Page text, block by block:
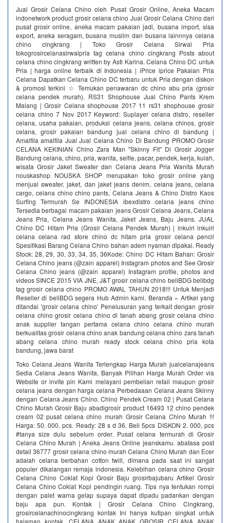
Jual Grosir Celana Chino oleh Pusat Grosir Online, Aneka Macam
indonetwork product grosir celana chino Jual Grosir Celana Chino dari
pusat grosir online, aneka macam pakaian jadi, busana import, sisa
export, aneka seragam, busana muslim dan busana lainnnya celana
chino cingkrang | Toko Grosir Celana Sirwal Pria
tokogrosircelanasirwalpria tag celana chino cingkrang Posts about
celana chino cingkrang written by Asti Karina. Celana Chino DC untuk
Pria | harga online terbaik di Indonesia | iPrice iprice Pakaian Pria
Celana Dapatkan Celana Chino DC terbaru untuk Pria dengan diskon
& promosi terkini ☆ Temukan penawaran dc chino abu pria (grosir
celana pendek murah). RS31 Shophouse Jual Chino Pants Krem
Malang | Grosir Celana shophouse 2017 11 rs31 shophouse grosir
celana chino 7 Nov 2017 Keyword: Suplayer celana distro, reseller
celana, usaha pakaian, produksi celana jeans, celana chinos, grosir
celana, grosir pakaian bandung jual celana chino di bandung |
Amalfila amalfila Jual Jual Celana Chino Di Bandung PROMO Grosir
CELANA KEKINIAN Chino Zara Man "Skinny Fit" Di Grosir Jogger
Bandung celana, chino, pria, wanita, selfie, pacar, pendek, kerja, kuiah,
wisata Grosir Jaket Sweater dan Celana Jeans Pria Wanita Murah
nouskashop NOUSKA SHOP merupakan toko grosir online yang
menjual sweater, jaket, dan jaket jeans denim, celana jeans, celana
cargo, celana chino chino pants, Celana Jeans & Chino Distro Kaos
Surfing Termurah Se INDONESIA ibexdistro celana jeans chino
Tersedia berbagai macam pakaian jeans Grosir Celana Jeans, Celana
Jeans Pria, Celana Jeans Wanita, Jaket Jeans, Baju Jeans. JUAL
Chino DC Hitam Pria (Grosir Celana Pendek Murah) | inkuiri inkuiri
celana celana rad store chino dc hitam pria grosir celana pencil
Spesifikasi Barang Celana Chino bahan adem nyaman dipakai. Ready
Stock: 28, 29, 30, 33, 34, 35, 36Kode: Chino DC Hitam Bahan: Grosir
Celana Chino jeans (@zain apparel) Instagram photos and See Grosir
Celana Chino jeans (@zain apparel) Instagram profile, photos and
videos SINCE 2015 VIA JNE, J&T grosir celana chino beliBDG belibdg
tag grosir celana chino PROMO AWAL TAHUN 2018!!! Untuk Menjadi
Reseller di beliBDG segera Hub Admin kami. Beranda » Artikel yang
ditandai 'grosir celana chino' Penelusuran yang terkait dengan grosir
celana chino grosir celana chino di tanah abang grosir celana chino
anak supplier tangan pertama celana chino celana chino murah
berkualitas grosir celana chino anak bandung celana chino zara tanah
abang celana chino murah ready stock celana chino pria kota
bandung, jawa barat
Toko Celana Jeans Wanita Terlengkap Harga Murah jualcelanajeans
Sedia Celana Jeans Wanita, Banyak Pilihan Harga Murah Order via
Website or invite pin Kami melayani pembelian retail maupun grosir
celana jeans dengan harga celana Perbedaaan Celana Jeans Skinny
dengan Celana Jeans Chino. Chino Pendek Cream 02 | Pusat Celana
Chino Murah Grosir Baju abadigrosir product 16493 12 chino pendek
cream 02 pusat celana chino murah Grosir Celana Chino Murah !!!
Harga: 50. 000, pcs. Ready: 28 s d 36. Beli 5pcs DISKON 2. 000, pcs
#tanya size dulu sebelum order. Pusat celana termurah di Grosir
Celana Chino Murah | Aneka Jeans Online jeanskamu. abatasa post
detail 36777 grosir celana chino murah Celana Chino Murah dan Ecer
adalah celana berbahan cotton twill, dimana pada saat ini sangat
populer dikalangan remaja indonesia. Kelebihan celana chino Grosir
Celana Chino Coklat Kopi Grosir Baju grosirbajubaru Artikel Grosir
Celana Chino Coklat Kopi pendingin ruang. Tips nya tentukan rompi
dengan palet warna gelap supaya dapat dipadu padankan dengan
baju apa pun. Kontak | Grosir Celana Chino Cingkrang,
grosircelanachinocingkrang kontak Ini hanya kutipan singkat untuk
halaman kontak. CELANA ANAK ANAK GROSIR CELANA ANAK